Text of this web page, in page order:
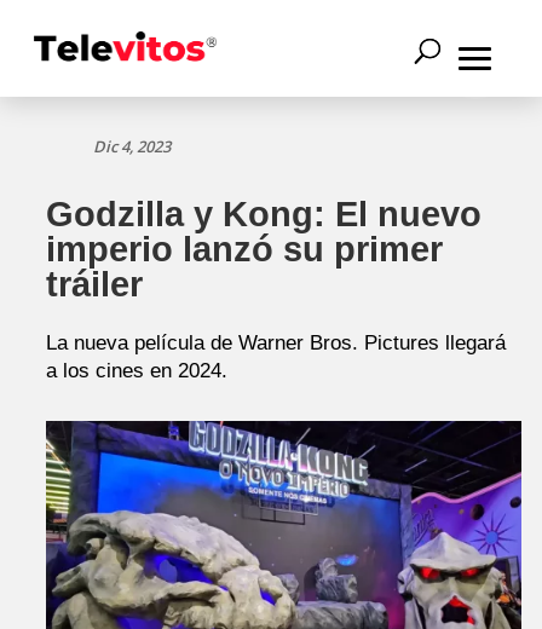
Dic 4, 2023
Godzilla y Kong: El nuevo
imperio lanzó su primer
tráiler
La nueva película de Warner Bros. Pictures llegará
a los cines en 2024.